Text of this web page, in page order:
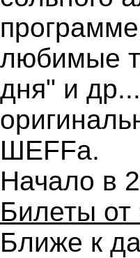
любимые
дня" и
ШЕFFa.
Начало в
Билеты от
Ближе к